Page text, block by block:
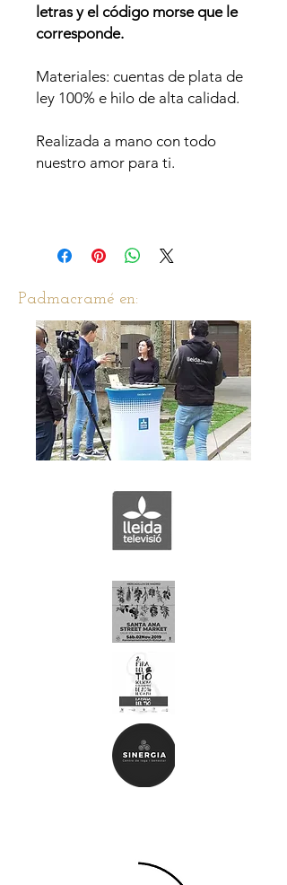
letras y el código morse que le
corresponde.
Materiales: cuentas de plata de
ley 100% e hilo de alta calidad.
Realizada a mano con todo
nuestro amor para ti.
Padmacramé en: